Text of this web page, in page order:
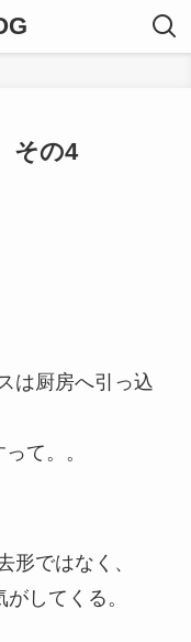
その4
は厨房へ引っ込
て。。
形ではなく、
してくる。